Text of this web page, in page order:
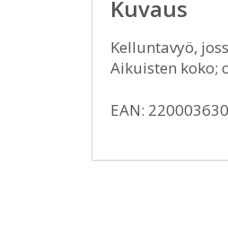
Kuvaus
Kelluntavyö,
Aikuisten koko;
EAN: